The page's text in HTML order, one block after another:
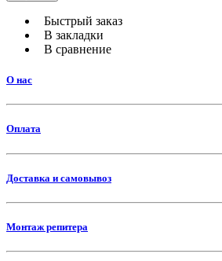
Быстрый заказ
В закладки
В сравнение
О нас
Оплата
Доставка и самовывоз
Монтаж репитера